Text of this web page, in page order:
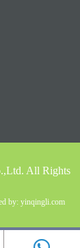
All Rights
by: yinqingli.com